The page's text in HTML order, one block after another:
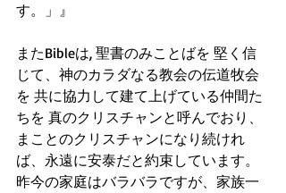
す。」』
またBibleは, 聖書のみことばを 堅く信
じて、神のカラダなる教会の伝道牧会
を 共に協力して建て上げている仲間た
ちを 真のクリスチャンと呼んでおり、
まことのクリスチャンになり続けれ
ば、永遠に安泰だと約束しています。
昨今の家庭はバラバラですが、家族一